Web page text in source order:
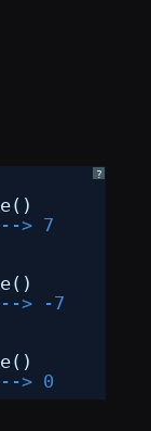
?
> 7
> -7
> 0